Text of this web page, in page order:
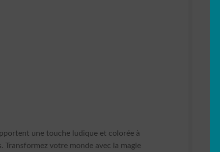
une touche ludique et colorée à
Transformez votre monde avec la magie